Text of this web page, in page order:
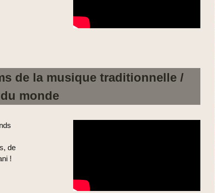
de la musique traditionnelle /
monde
de
!